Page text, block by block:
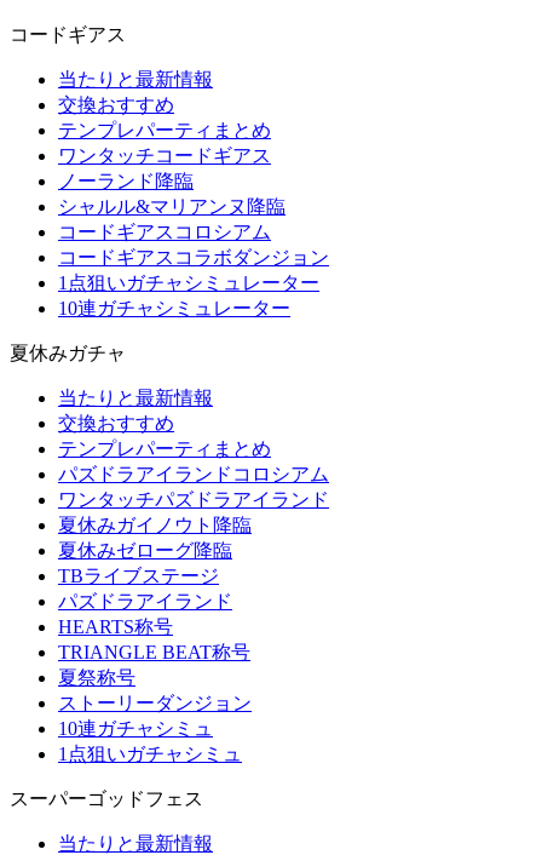
コードギアス
当たりと最新情報
交換おすすめ
テンプレパーティまとめ
ワンタッチコードギアス
ノーランド降臨
シャルル&マリアンヌ降臨
コードギアスコロシアム
コードギアスコラボダンジョン
1点狙いガチャシミュレーター
10連ガチャシミュレーター
夏休みガチャ
当たりと最新情報
交換おすすめ
テンプレパーティまとめ
パズドラアイランドコロシアム
ワンタッチパズドラアイランド
夏休みガイノウト降臨
夏休みゼローグ降臨
TBライブステージ
パズドラアイランド
HEARTS称号
TRIANGLE BEAT称号
夏祭称号
ストーリーダンジョン
10連ガチャシミュ
1点狙いガチャシミュ
スーパーゴッドフェス
当たりと最新情報